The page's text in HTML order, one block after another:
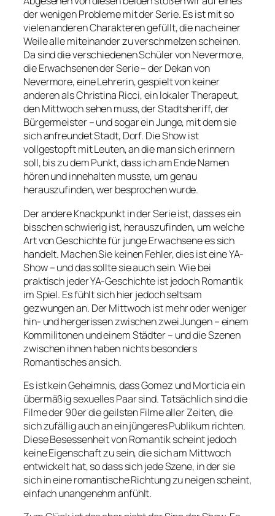
der wenigen Probleme mit der Serie. Es ist mit so
vielen anderen Charakteren gefüllt, die nach einer
Weile alle miteinander zu verschmelzen scheinen.
Da sind die verschiedenen Schüler von Nevermore,
die Erwachsenen der Serie – der Dekan von
Nevermore, eine Lehrerin, gespielt von keiner
anderen als Christina Ricci, ein lokaler Therapeut,
den Mittwoch sehen muss, der Stadtsheriff, der
Bürgermeister – und sogar ein Junge, mit dem sie
sich anfreundet Stadt, Dorf. Die Show ist
vollgestopft mit Leuten, an die man sich erinnern
soll, bis zu dem Punkt, dass ich am Ende Namen
hören und innehalten musste, um genau
herauszufinden, wer besprochen wurde.
Der andere Knackpunkt in der Serie ist, dass es ein
bisschen schwierig ist, herauszufinden, um welche
Art von Geschichte für junge Erwachsene es sich
handelt. Machen Sie keinen Fehler, dies ist eine YA-
Show – und das sollte sie auch sein. Wie bei
praktisch jeder YA-Geschichte ist jedoch Romantik
im Spiel. Es fühlt sich hier jedoch seltsam
gezwungen an. Der Mittwoch ist mehr oder weniger
hin- und hergerissen zwischen zwei Jungen – einem
Kommilitonen und einem Städter – und die Szenen
zwischen ihnen haben nichts besonders
Romantisches an sich.
Es ist kein Geheimnis, dass Gomez und Morticia ein
übermäßig sexuelles Paar sind. Tatsächlich sind die
Filme der 90er die geilsten Filme aller Zeiten, die
sich zufällig auch an ein jüngeres Publikum richten.
Diese Besessenheit von Romantik scheint jedoch
keine Eigenschaft zu sein, die sich am Mittwoch
entwickelt hat, so dass sich jede Szene, in der sie
sich in eine romantische Richtung zu neigen scheint,
einfach unangenehm anfühlt.